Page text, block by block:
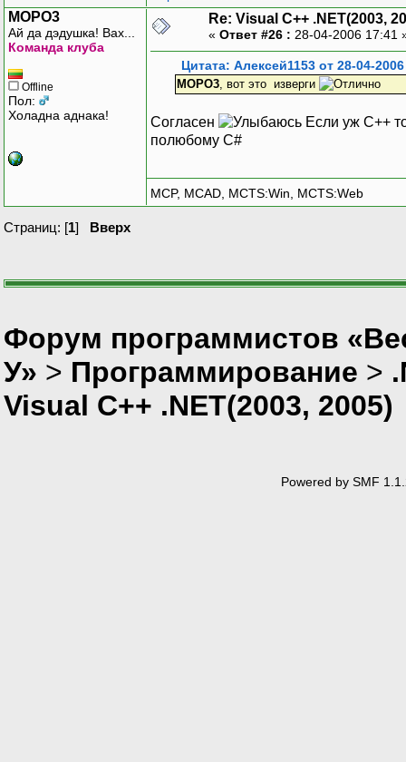
MOPO3
Ай да дэдушка! Вах...
Команда клуба
Offline
Пол:
Холадна аднака!
Re: Visual C++ .NET(2003,
« Ответ #26 : 28-04-2006 17:41
Цитата: Алексей1153 от 28-04-
MOPO3, вот это изверги
Согласен
Если уж С++
полюбому С#
MCP, MCAD, MCTS:Win, MCTS:Web
Страниц: [1] Вверх
Форум программистов
У» > Программирование >
Visual C++ .NET(2003, 2005)
Powered by SMF